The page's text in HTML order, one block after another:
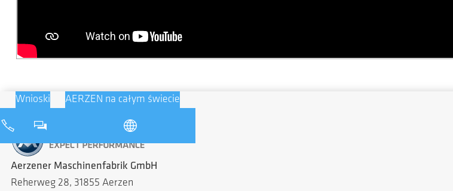
Wnioski AERZEN na całym świecie
Aerzener Maschinenfabrik GmbH
Reherweg 28, 31855 Aerzen